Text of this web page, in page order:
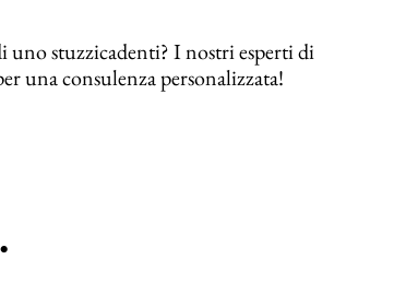
stuzzicadenti? I nostri esperti di
una consulenza personalizzata!